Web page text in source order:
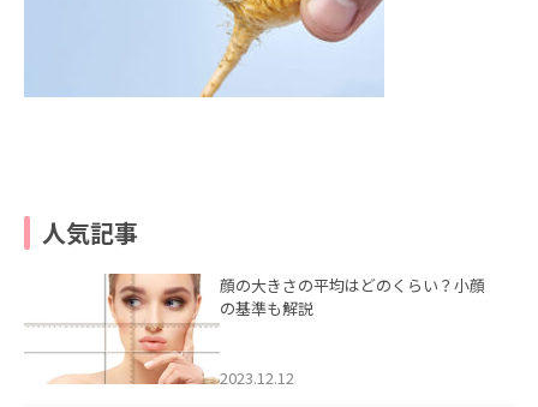
人気記事
顔の大きさの平均はどのくらい？小顔
の基準も解説
2023.12.12